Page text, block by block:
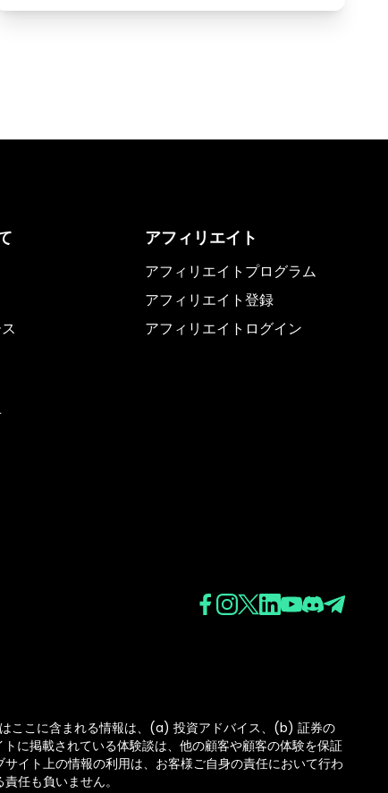
アフィリエイト
アフィリエイトプログラム
アフィリエイト登録
アフィリエイトログイン
ここに含まれる情報は、(a) 投資アドバイス、(b) 証券の
に掲載されている体験談は、他の顧客や顧客の体験を保証
イト上の情報の利用は、お客様ご自身の責任において行わ
任も負いません。